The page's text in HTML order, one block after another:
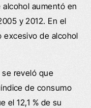
aumentó en
y 2012. En el
excesivo de alcohol
se reveló que
de consumo
el 12,1 % de su